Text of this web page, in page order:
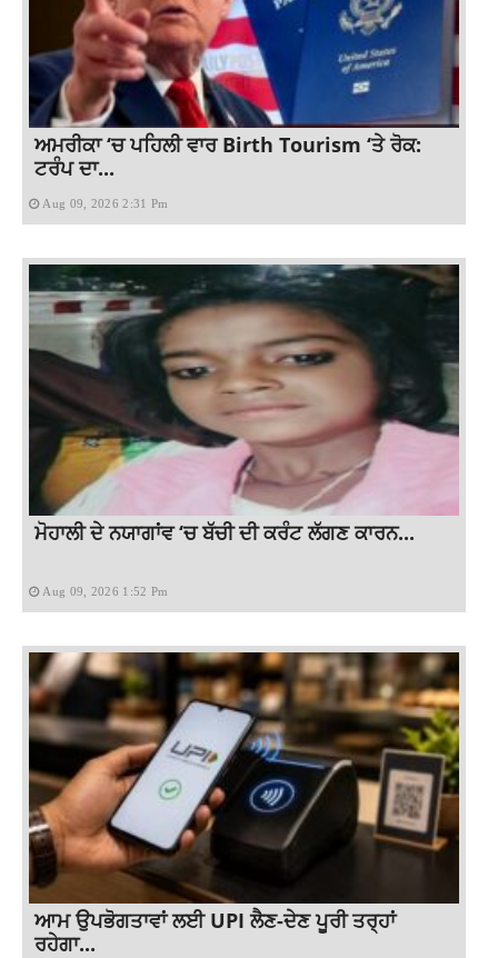
ਅਮਰੀਕਾ ‘ਚ ਪਹਿਲੀ ਵਾਰ Birth Tourism ‘ਤੇ ਰੋਕ:
ਟਰੰਪ ਦਾ...
Aug 09, 2026 2:31 Pm
ਮੋਹਾਲੀ ਦੇ ਨਯਾਗਾਂਵ ‘ਚ ਬੱਚੀ ਦੀ ਕਰੰਟ ਲੱਗਣ ਕਾਰਨ...
Aug 09, 2026 1:52 Pm
ਆਮ ਉਪਭੋਗਤਾਵਾਂ ਲਈ UPI ਲੈਣ-ਦੇਣ ਪੂਰੀ ਤਰ੍ਹਾਂ
ਰਹੇਗਾ...